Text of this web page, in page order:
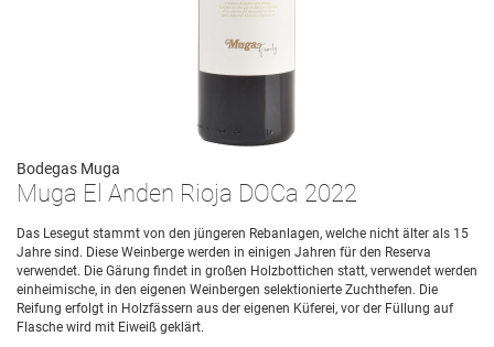
Bodegas Muga
Muga El Anden Rioja DOCa 2022
Das Lesegut stammt von den jüngeren Rebanlagen, welche nicht älter als 15
Jahre sind. Diese Weinberge werden in einigen Jahren für den Reserva
verwendet. Die Gärung findet in großen Holzbottichen statt, verwendet werden
einheimische, in den eigenen Weinbergen selektionierte Zuchthefen. Die
Reifung erfolgt in Holzfässern aus der eigenen Küferei, vor der Füllung auf
Flasche wird mit Eiweiß geklärt.